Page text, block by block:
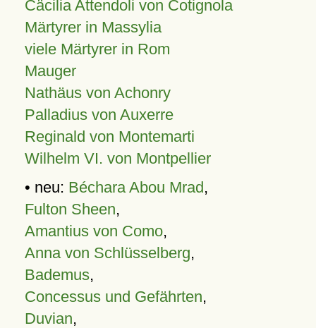
Cäcilia Attendoli von Cotignola
Märtyrer in Massylia
viele Märtyrer in Rom
Mauger
Nathäus von Achonry
Palladius von Auxerre
Reginald von Montemarti
Wilhelm VI. von Montpellier
• neu: Béchara Abou Mrad,
Fulton Sheen,
Amantius von Como,
Anna von Schlüsselberg,
Bademus,
Concessus und Gefährten,
Duvian,